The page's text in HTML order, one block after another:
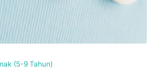
(5-9 Tahun)